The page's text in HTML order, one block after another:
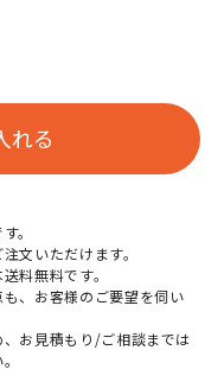
れる
。
文いただけます。
料無料です。
、お客様のご要望を伺い
お見積もり/ご相談までは